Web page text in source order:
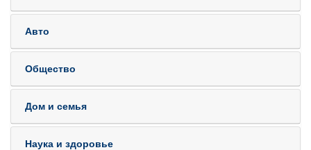
Авто
Общество
Дом и семья
Наука и здоровье